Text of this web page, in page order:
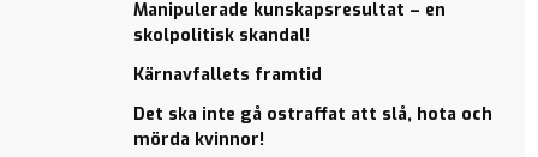
Manipulerade kunskapsresultat – en
skolpolitisk skandal!
Kärnavfallets framtid
Det ska inte gå ostraffat att slå, hota och
mörda kvinnor!
Manipulerade
kunskapsresultat
skandal!
till
återinföra
fastighetsskatten!